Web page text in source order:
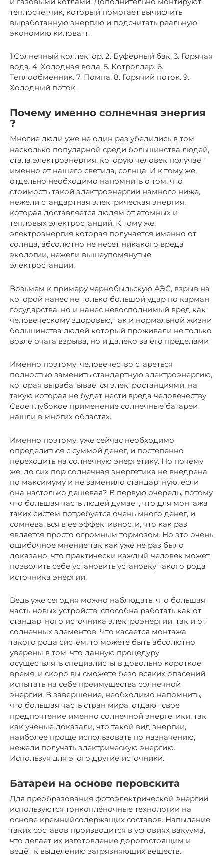
теплосчетчик, который помогает вычислить
выработанную энергию и подсчитать реальную
экономию киловатт.
1.Солнечный коллектор. 2. Буферный бак. 3. Горячая
вода. 4. Холодная вода. 5. Котроллер. 6.
Теплообменник. 7. Помпа. 8. Горячий поток. 9.
Холодный поток.
Почему именно солнечная энергия
?
Многие люди уже не один раз убедились в том,
насколько популярной среди большинства людей,
стала электроэнергия, которую человек получает
именно от нашего светила, солнца. И к тому же,
отдельно необходимо напомнить о том, что
стоимость такой электроэнергии намного ниже,
нежели стандартная электрическая энергия,
которая доставляется людям от атомных и
тепловых электростанций. К тому же,
электроэнергия которая получается именно от
солнца, абсолютно не несет никакого вреда
экологии, нежели вышеупомянутые
электростанции.
Возьмем к примеру чернобыльскую АЭС, взрыв на
которой нанес не только большой удар по карман
государства, но и нанес невосполнимый вред как
человеческому здоровью, так и нормальной жизни
большинства людей который проживали не только
возле очага взрыва, но и далеко за его пределами
Именно поэтому, человечество стареться
полностью заменить стандартную электроэнергию,
которая вырабатывается электростанциями, на
такую которая не будет нести вреда человечеству.
Свое глубокое применение солнечные батареи
нашли в многих областях.
Именно поэтому, уже сейчас необходимо
определиться с суммой денег, и постепенно
переходить на солнечную энергетику. Но почему
же, до сих пор солнечная энергетика не внедрена
по максимуму и не заменило стандартную, если
она настолько дешевая? В первую очередь, потому
что большая часть людей думает, что для монтажа
таких систем потребуется очень много денег, и
сомневаться в ее эффективности, что как раз
является просто огромным тормозом. Но это очень
ошибочное мнение так как уже не раз было
доказано, что практически каждый человек может
позволить себе установить установку такого рода
источника энергии.
Ведь уже сегодня можно наблюдать, что большая
часть новых устройств, способна работать как от
стандартного источника электроэнергии, так и от
солнечных элементов. Что касается монтажа
такого рода систем, то можете быть абсолютно
уверены в том, что данную процедуру
осуществлять специалисты в довольно короткое
время, и скоро вы сможете безо всяких опасений
испытать на себе преимущества солнечной
энергии. В завершение, необходимо напомнить,
что большая часть стран мира, отдают свое
предпочтение именно солнечной энергетики, так
как ученые доказали, что такой вид энергии,
наиболее проще использовать по назначению,
нежели получать электрическую энергию.
Используя для этого другие источники.
Батареи на основе перовскита
Для преобразования фотоэлектрической энергии
используются тонкоплёночные технологии на
основе кремнийсодержащих составов. Напыление
таких составов производится в условиях вакуума,
что делает их изготовление дорогостоящим и
ведёт к выделению загрязняющих веществ.